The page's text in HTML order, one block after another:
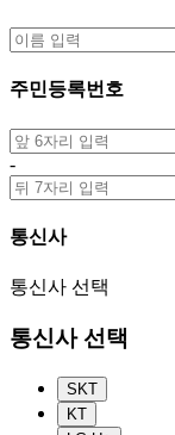
주민등록번호
-
통신사
통신사 선택
통신사 선택
SKT
KT